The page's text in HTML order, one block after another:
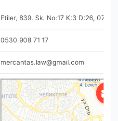
Etiler, 839. Sk. No:17 K:3 D:26,
0530 908 71 17
mercantas.law@gmail.com
Адвокат в Турции – Юридической Бюро
Şişli için Avukatlar
Şişli için Hukuk büroları